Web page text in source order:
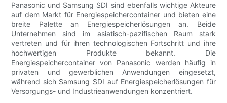
Panasonic und Samsung SDI sind ebenfalls wichtige Akteure
auf dem Markt für Energiespeichercontainer und bieten eine
breite Palette an Energiespeicherlösungen an. Beide
Unternehmen sind im asiatisch-pazifischen Raum stark
vertreten und für ihren technologischen Fortschritt und ihre
hochwertigen Produkte bekannt. Die
Energiespeichercontainer von Panasonic werden häufig in
privaten und gewerblichen Anwendungen eingesetzt,
während sich Samsung SDI auf Energiespeicherlösungen für
Versorgungs- und Industrieanwendungen konzentriert.